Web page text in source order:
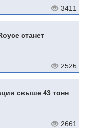
3411
станет
2526
свыше 43 тонн
2661